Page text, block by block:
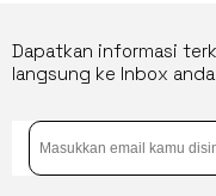
Dapatkan informasi
langsung ke Inbox anda